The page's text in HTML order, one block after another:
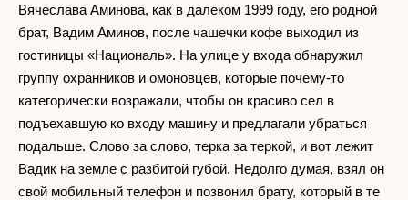
Вячеслава Аминова, как в далеком 1999 году, его родной
брат, Вадим Аминов, после чашечки кофе выходил из
гостиницы «Националь». На улице у входа обнаружил
группу охранников и омоновцев, которые почему-то
категорически возражали, чтобы он красиво сел в
подъехавшую ко входу машину и предлагали убраться
подальше. Слово за слово, терка за теркой, и вот лежит
Вадик на земле с разбитой губой. Недолго думая, взял он
свой мобильный телефон и позвонил брату, который в те